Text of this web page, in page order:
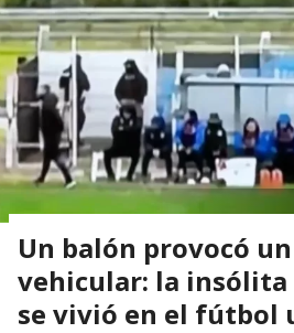
Un balón provocó
vehicular: la
se vivió en el fútbol